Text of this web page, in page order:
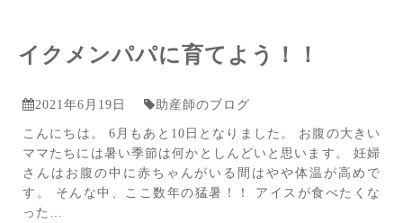
イクメンパパに育てよう！！
2021年6月19日 助産師のブログ
こんにちは。 6月もあと10日となりました。 お腹の大きい
ママたちには暑い季節は何かとしんどいと思います。 妊婦
さんはお腹の中に赤ちゃんがいる間はやや体温が高めで
す。 そんな中、ここ数年の猛暑！！ アイスが食べたくな
った…